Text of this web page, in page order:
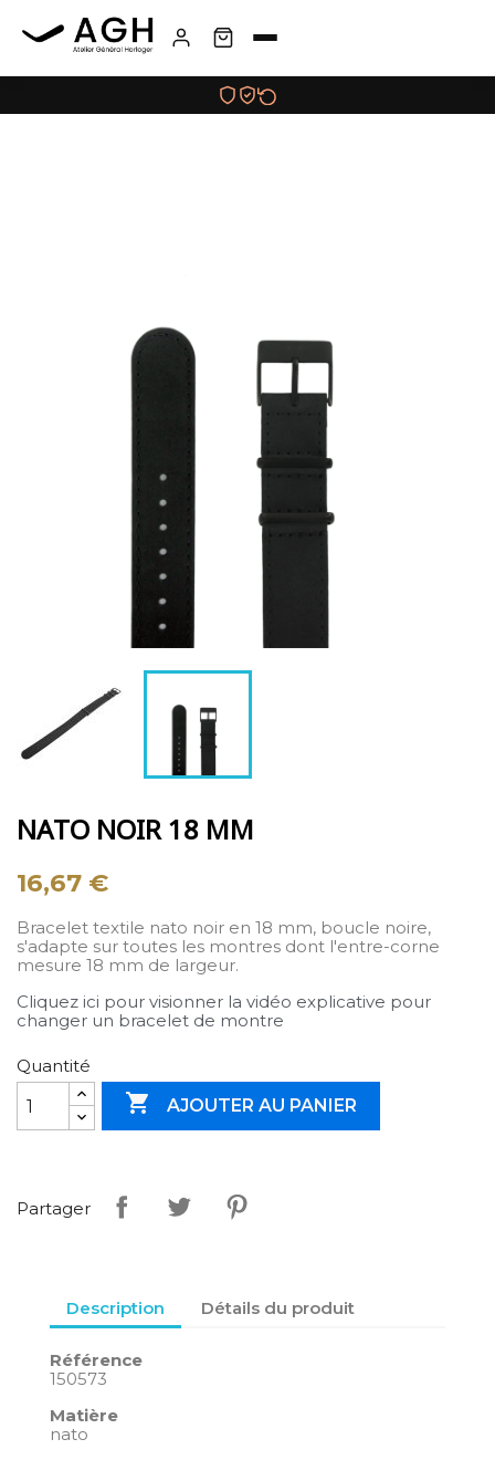
NATO NOIR 18 MM
16,67 €
Bracelet textile nato noir en 18 mm, boucle noire,
s'adapte sur toutes les montres dont l'entre-corne
mesure 18 mm de largeur.
Cliquez ici pour visionner la vidéo explicative pour
changer un bracelet de montre
Quantité
 AJOUTER AU PANIER
Partager
Description Détails du produit
Référence
150573
Matière
nato